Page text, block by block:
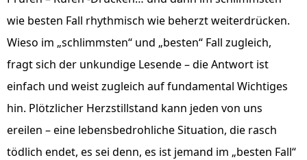
wie besten Fall rhythmisch wie beherzt weiterdrücken.
Wieso im „schlimmsten“ und „besten“ Fall zugleich,
fragt sich der unkundige Lesende – die Antwort ist
einfach und weist zugleich auf fundamental Wichtiges
hin. Plötzlicher Herzstillstand kann jeden von uns
ereilen – eine lebensbedrohliche Situation, die rasch
tödlich endet, es sei denn, es ist jemand im „besten Fall“